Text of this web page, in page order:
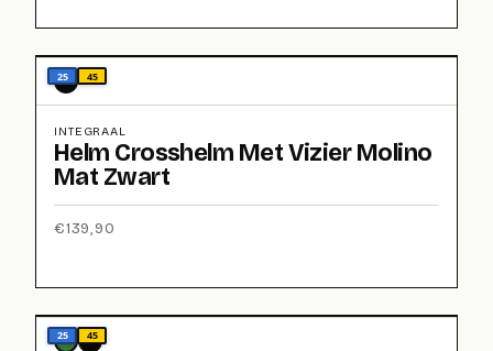
25 45
INTEGRAAL
Helm Crosshelm Met Vizier Molino
Mat Zwart
€139,90
25 45